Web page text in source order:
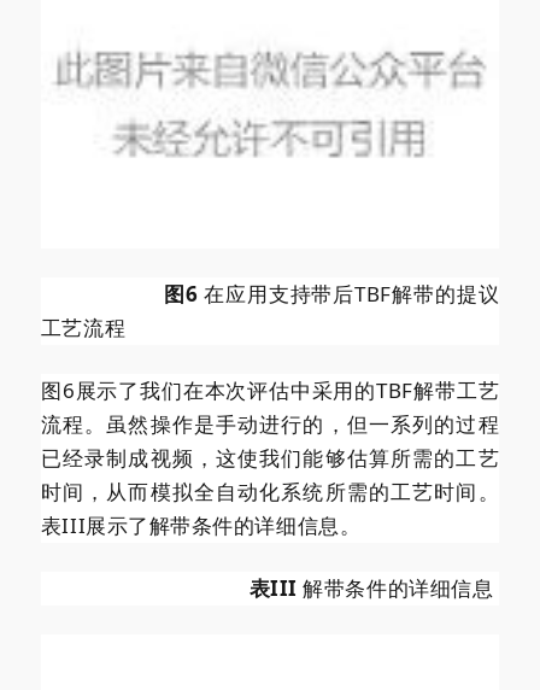
图6 在应用支持带后TBF解带的提议
工艺流程
图6展示了我们在本次评估中采用的TBF解带工艺
流程。虽然操作是手动进行的，但一系列的过程
已经录制成视频，这使我们能够估算所需的工艺
时间，从而模拟全自动化系统所需的工艺时间。
表III展示了解带条件的详细信息。
表III 解带条件的详细信息